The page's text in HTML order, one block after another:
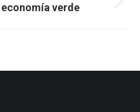
Publicaciónverde